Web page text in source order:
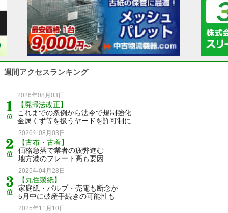
週間アクセスランキング
2026年08月03日
【廃掃法改正】
これまでの条例から法令で規制強化
金属くず等を扱うヤードを許可制に
2026年08月03日
【古布・古着】
価格急落で業者の疲弊進む
地方港のフレート高も要因
2025年04月28日
【丸住製紙】
家庭紙・パルプ・売電も断念か
5月中に破産手続きの可能性も
2025年11月10日